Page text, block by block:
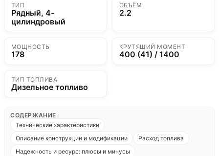
ТИП
Рядный, 4-
цилиндровый
ОБЪЁМ
2.2
МОЩНОСТЬ
178
КРУТЯЩИЙ МОМЕНТ
400 (41) / 1400
ТИП ТОПЛИВА
Дизельное топливо
СОДЕРЖАНИЕ
Технические характеристики
Описание конструкции и модификации
Расход топлива
Надежность и ресурс: плюсы и минусы